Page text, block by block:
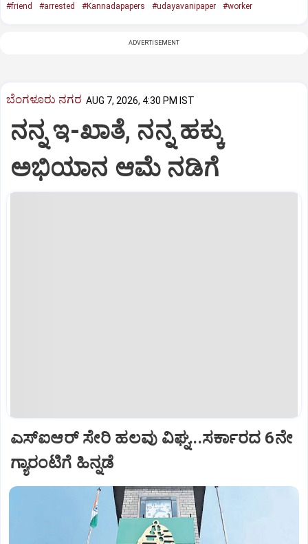
#friend #arrested #Kannadapapers #udayavanipaper #worker
ADVERTISEMENT
ಬೆಂಗಳೂರು ನಗರ AUG 7, 2026, 4:30 PM IST
ನನ್ನ ಇ-ಖಾತೆ, ನನ್ನ ಹಕ್ಕು
ಅಭಿಯಾನ ಆಮೆ ನಡಿಗೆ
ಎಸ್‌ಐಆರ್‌ ಸೇರಿ ಹಲವು ವಿಘ್ನ...ಸರ್ಕಾರದ 6ನೇ
ಗ್ಯಾರಂಟಿಗೆ ಹಿನ್ನಡೆ